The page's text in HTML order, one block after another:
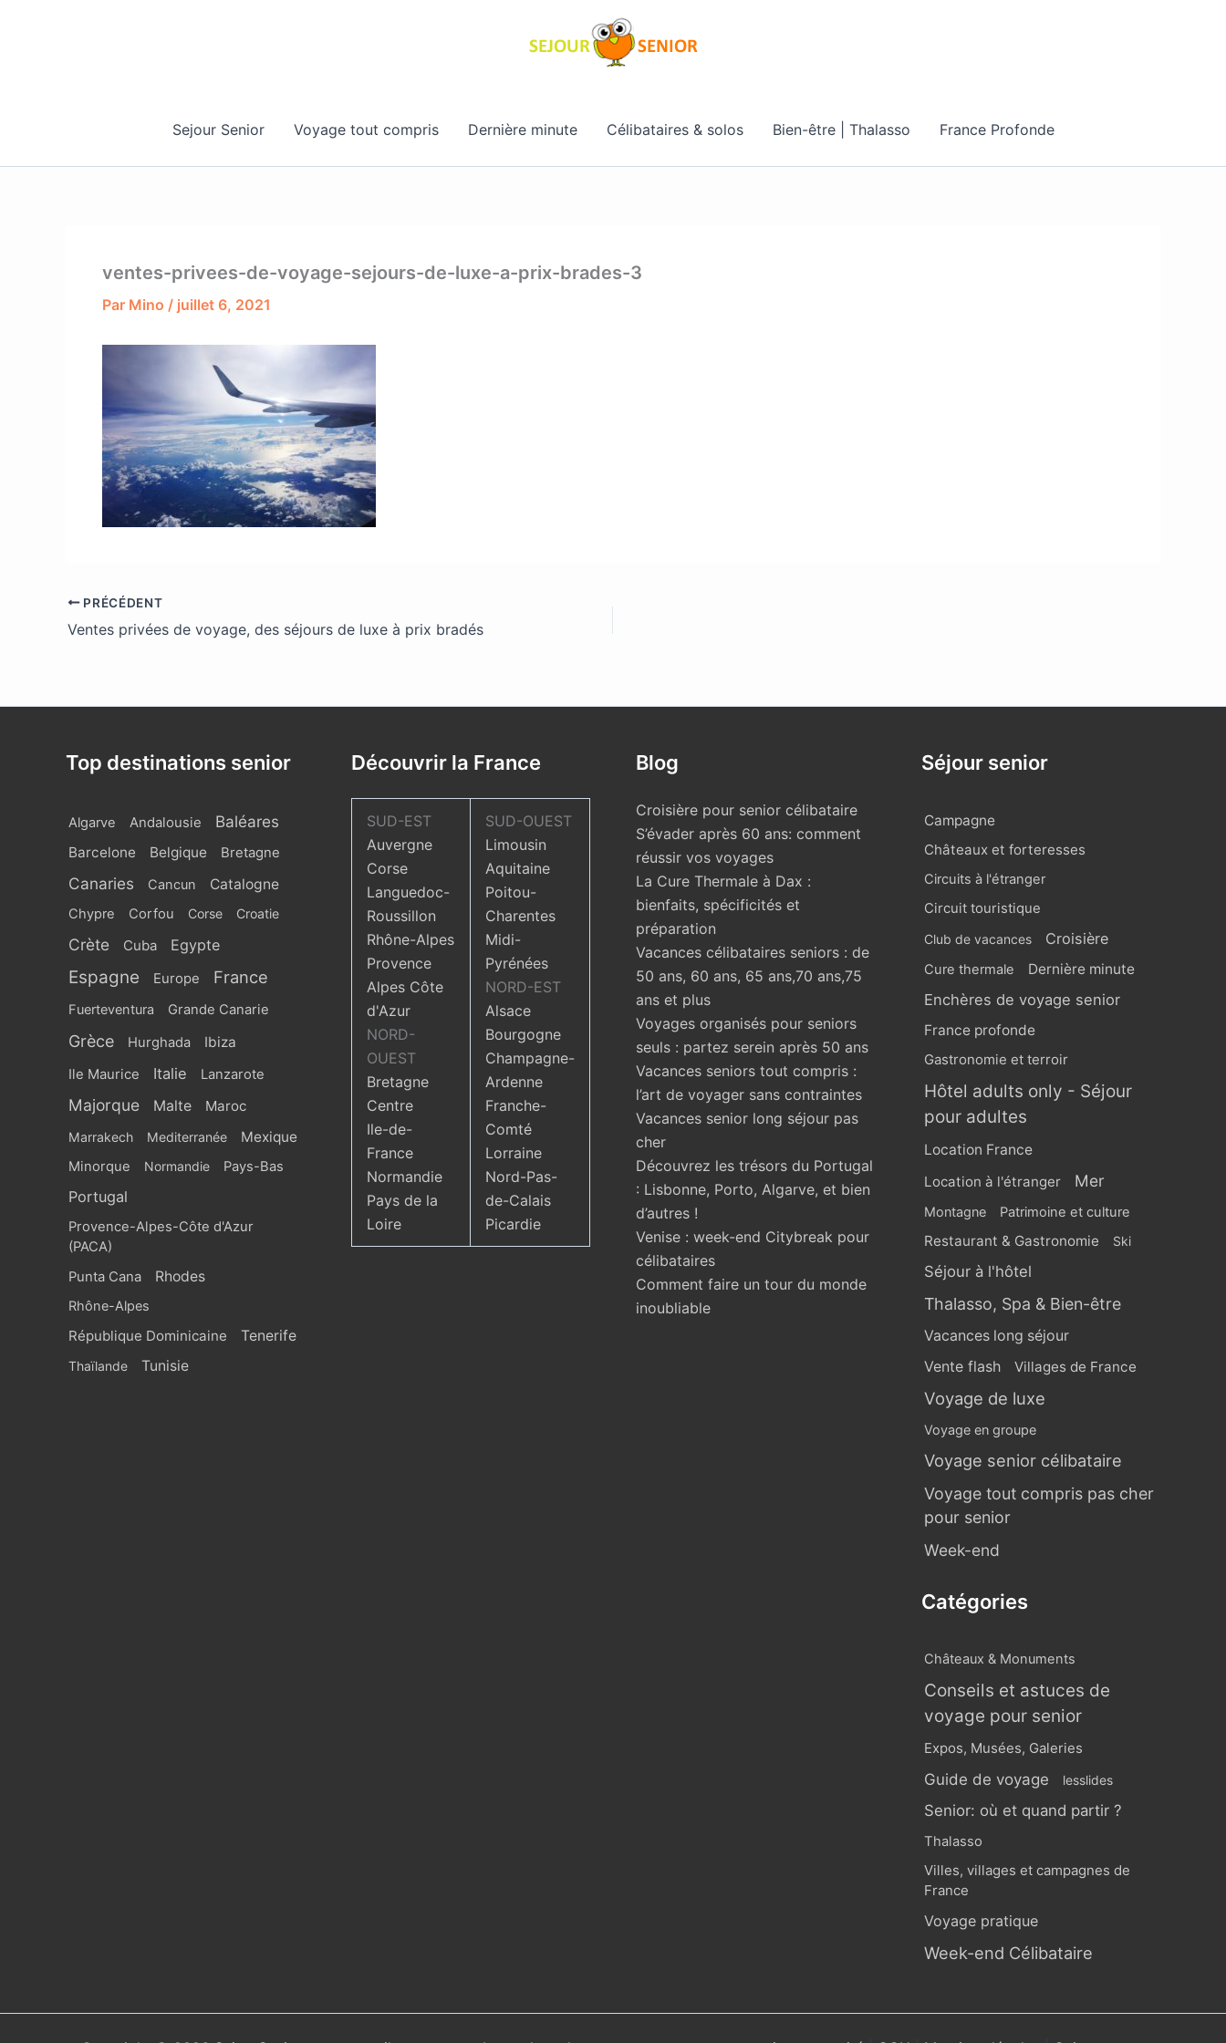
Sejour Senior Voyage tout compris Dernière minute Célibataires & solos Bien-être | Thalasso France Profonde
ventes-privees-de-voyage-sejours-de-luxe-a-prix-brades-3
Par Mino / juillet 6, 2021
PRÉCÉDENT
Ventes privées de voyage, des séjours de luxe à prix bradés
Top destinations senior
Algarve Andalousie Baléares
Barcelone Belgique Bretagne
Canaries Cancun Catalogne
Chypre Corfou Corse Croatie
Crète Cuba Egypte
Espagne Europe France
Fuerteventura Grande Canarie
Grèce Hurghada Ibiza
Ile Maurice Italie Lanzarote
Majorque Malte Maroc
Marrakech Mediterranée Mexique
Minorque Normandie Pays-Bas
Portugal
Provence-Alpes-Côte d'Azur
(PACA)
Punta Cana
Rhodes
Rhône-Alpes
République Dominicaine Tenerife
Thaïlande Tunisie
Découvrir la France
SUD-EST
Auvergne
Corse
Languedoc-
Roussillon
Rhône-Alpes
Provence
Alpes Côte
d'Azur
NORD-
OUEST
Bretagne
Centre
Ile-de-
France
Normandie
Pays de la
Loire
SUD-OUEST
Limousin
Aquitaine
Poitou-
Charentes
Midi-
Pyrénées
NORD-EST
Alsace
Bourgogne
Champagne-
Ardenne
Franche-
Comté
Lorraine
Nord-Pas-
de-Calais
Picardie
Blog
Croisière pour senior célibataire
S’évader après 60 ans: comment
réussir vos voyages
La Cure Thermale à Dax :
bienfaits, spécificités et
préparation
Vacances célibataires seniors : de
50 ans, 60 ans, 65 ans,70 ans,75
ans et plus
Voyages organisés pour seniors
seuls : partez serein après 50 ans
Vacances seniors tout compris :
l’art de voyager sans contraintes
Vacances senior long séjour pas
cher
Découvrez les trésors du Portugal
: Lisbonne, Porto, Algarve, et bien
d’autres !
Venise : week-end Citybreak pour
célibataires
Comment faire un tour du monde
inoubliable
Séjour senior
Campagne
Châteaux et forteresses
Circuits à l'étranger
Circuit touristique
Club de vacances Croisière
Cure thermale Dernière minute
Enchères de voyage senior
France profonde
Gastronomie et terroir
Hôtel adults only - Séjour
pour adultes
Location France
Location à l'étranger
Mer
Montagne Patrimoine et culture
Restaurant & Gastronomie Ski
Séjour à l'hôtel
Thalasso, Spa & Bien-être
Vacances long séjour
Vente flash Villages de France
Voyage de luxe
Voyage en groupe
Voyage senior célibataire
Voyage tout compris pas cher
pour senior
Week-end
Catégories
Châteaux & Monuments
Conseils et astuces de
voyage pour senior
Expos, Musées, Galeries
Guide de voyage lesslides
Senior: où et quand partir ?
Thalasso
Villes, villages et campagnes de
France
Voyage pratique
Week-end Célibataire